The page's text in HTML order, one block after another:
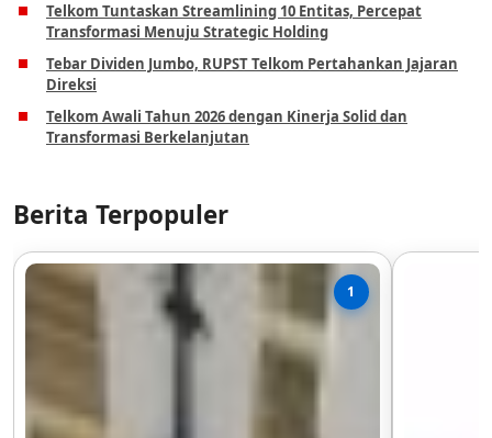
Telkom Tuntaskan Streamlining 10 Entitas, Percepat
Transformasi Menuju Strategic Holding
Tebar Dividen Jumbo, RUPST Telkom Pertahankan Jajaran
Direksi
Telkom Awali Tahun 2026 dengan Kinerja Solid dan
Transformasi Berkelanjutan
Berita Terpopuler
1